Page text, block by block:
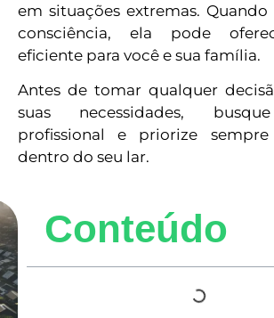
em situações extremas.
consciência, ela pode
eficiente para você e sua família.
Antes de tomar qualquer
suas necessidades,
profissional e priorize
dentro do seu lar.
Conteúdo